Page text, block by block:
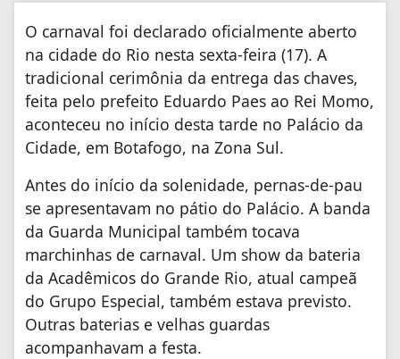
O carnaval foi declarado oficialmente aberto
na cidade do Rio nesta sexta-feira (17). A
tradicional cerimônia da entrega das chaves,
feita pelo prefeito Eduardo Paes ao Rei Momo,
aconteceu no início desta tarde no Palácio da
Cidade, em Botafogo, na Zona Sul.
Antes do início da solenidade, pernas-de-pau
se apresentavam no pátio do Palácio. A banda
da Guarda Municipal também tocava
marchinhas de carnaval. Um show da bateria
da Acadêmicos do Grande Rio, atual campeã
do Grupo Especial, também estava previsto.
Outras baterias e velhas guardas
acompanhavam a festa.